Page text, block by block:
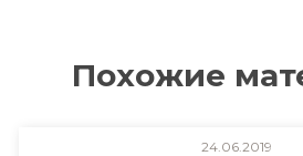
Похожие
24.06.2019